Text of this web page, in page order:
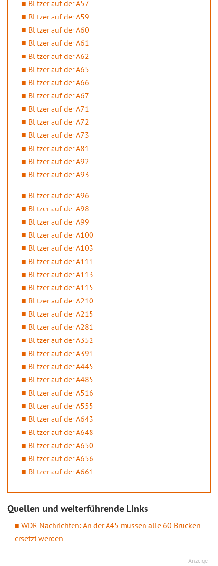
Blitzer auf der A57
Blitzer auf der A59
Blitzer auf der A60
Blitzer auf der A61
Blitzer auf der A62
Blitzer auf der A65
Blitzer auf der A66
Blitzer auf der A67
Blitzer auf der A71
Blitzer auf der A72
Blitzer auf der A73
Blitzer auf der A81
Blitzer auf der A92
Blitzer auf der A93
Blitzer auf der A96
Blitzer auf der A98
Blitzer auf der A99
Blitzer auf der A100
Blitzer auf der A103
Blitzer auf der A111
Blitzer auf der A113
Blitzer auf der A115
Blitzer auf der A210
Blitzer auf der A215
Blitzer auf der A281
Blitzer auf der A352
Blitzer auf der A391
Blitzer auf der A445
Blitzer auf der A485
Blitzer auf der A516
Blitzer auf der A555
Blitzer auf der A643
Blitzer auf der A648
Blitzer auf der A650
Blitzer auf der A656
Blitzer auf der A661
Quellen und weiterführende Links
WDR Nachrichten: An der A45 müssen alle 60 Brücken
ersetzt werden